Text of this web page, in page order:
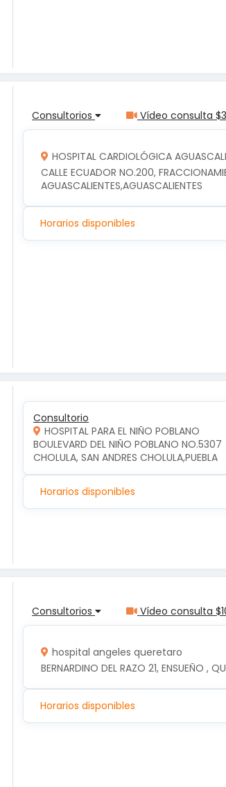
Consultorios Vídeo consulta
HOSPITAL CARDIOLÓGICA
CALLE ECUADOR NO.200,
AGUASCALIENTES,AGUASCALIENTES
Horarios disponibles
Consultorio
HOSPITAL PARA EL NIÑO POBLANO
BOULEVARD DEL NIÑO POBLANO
CHOLULA, SAN ANDRES CHOLULA,PUEBLA
Horarios disponibles
Consultorios Vídeo consulta
hospital angeles queretaro
BERNARDINO DEL RAZO 21, ENSUEÑO ,
Horarios disponibles